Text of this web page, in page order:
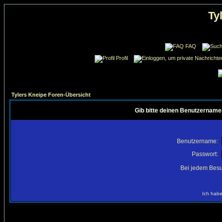
FAQ
Profil
Tylers Kneipe Foren-Übersicht
Gib bitte deinen
Benutzername:
Passwort:
Bei jedem
Ich